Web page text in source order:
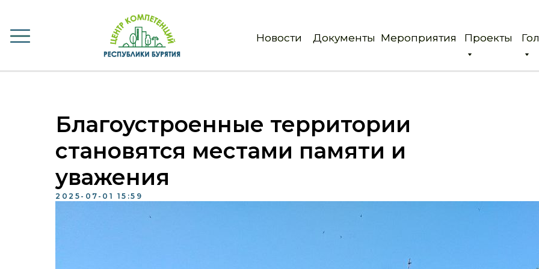
Новости
Новости Документы
Документы Мероприятия
Мероприятия Проекты
Проекты
Благоустроенные территории
становятся местами памяти и
уважения
2025-07-01 15:59